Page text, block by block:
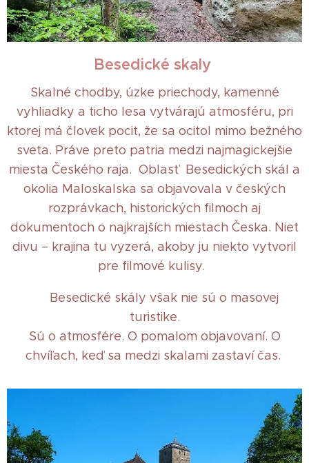
Besedické skaly
Skalné chodby, úzke priechody, kamenné
vyhliadky a ticho lesa vytvárajú atmosféru, pri
ktorej má človek pocit, že sa ocitol mimo bežného
sveta. Práve preto patria medzi najmagickejšie
miesta Českého raja. Oblasť Besedických skál a
okolia Maloskalska sa objavovala v českých
rozprávkach, historických filmoch aj
dokumentoch o najkrajších miestach Česka. Niet
divu – krajina tu vyzerá, akoby ju niekto vytvoril
pre filmové kulisy.
🌲 Besedické skály však nie sú o masovej
turistike.
Sú o atmosfére. O pomalom objavovaní. O
chvíľach, keď sa medzi skalami zastaví čas.